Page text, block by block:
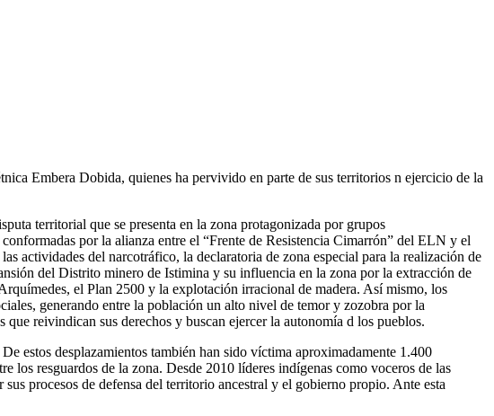
Embera Dobida, quienes ha pervivido en parte de sus territorios n ejercicio de la
territorial que se presenta en la zona protagonizada por grupos
por la alianza entre el “Frente de Resistencia Cimarrón” del ELN y el
actividades del narcotráfico, la declaratoria de zona especial para la realización de
del Distrito minero de Istimina y su influencia en la zona por la extracción de
el Plan 2500 y la explotación irracional de madera. Así mismo, los
generando entre la población un alto nivel de temor y zozobra por la
reivindican sus derechos y buscan ejercer la autonomía d los pueblos.
estos desplazamientos también han sido víctima aproximadamente 1.400
los resguardos de la zona. Desde 2010 líderes indígenas como voceros de las
procesos de defensa del territorio ancestral y el gobierno propio. Ante esta